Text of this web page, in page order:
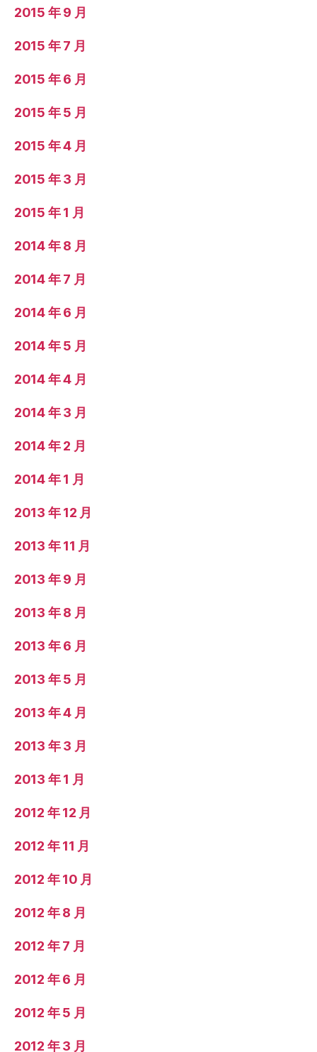
2015 年 9 月
2015 年 7 月
2015 年 6 月
2015 年 5 月
2015 年 4 月
2015 年 3 月
2015 年 1 月
2014 年 8 月
2014 年 7 月
2014 年 6 月
2014 年 5 月
2014 年 4 月
2014 年 3 月
2014 年 2 月
2014 年 1 月
2013 年 12 月
2013 年 11 月
2013 年 9 月
2013 年 8 月
2013 年 6 月
2013 年 5 月
2013 年 4 月
2013 年 3 月
2013 年 1 月
2012 年 12 月
2012 年 11 月
2012 年 10 月
2012 年 8 月
2012 年 7 月
2012 年 6 月
2012 年 5 月
2012 年 3 月